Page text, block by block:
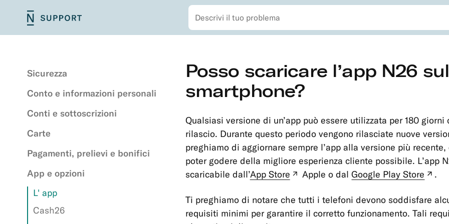
Navigazione
primaria
Vai
al
Cerca
secondaria
al
principale
Sicurezza
Conto e informazioni personali
Conti e sottoscrizioni
Carte
Pagamenti, prelievi e bonifici
App e opzioni
L' app
Cash26
Posso scaricare l’app N26
smartphone?
Qualsiasi versione di un’app può essere utilizzata per 180 giorni
rilascio. Durante questo periodo vengono rilasciate nuove
preghiamo di aggiornare sempre l’app alla versione più recente,
poter godere della migliore esperienza cliente possibile. L’app
scaricabile dall’App Store
(nuova
Apple o dalGoogle Play Store .
Ti preghiamo di notare che tutti i telefoni devono soddisfare
requisiti minimi per garantire il corretto funzionamento. Tali